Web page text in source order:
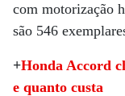
com motorização
são 546
+Honda Accord
e quanto custa